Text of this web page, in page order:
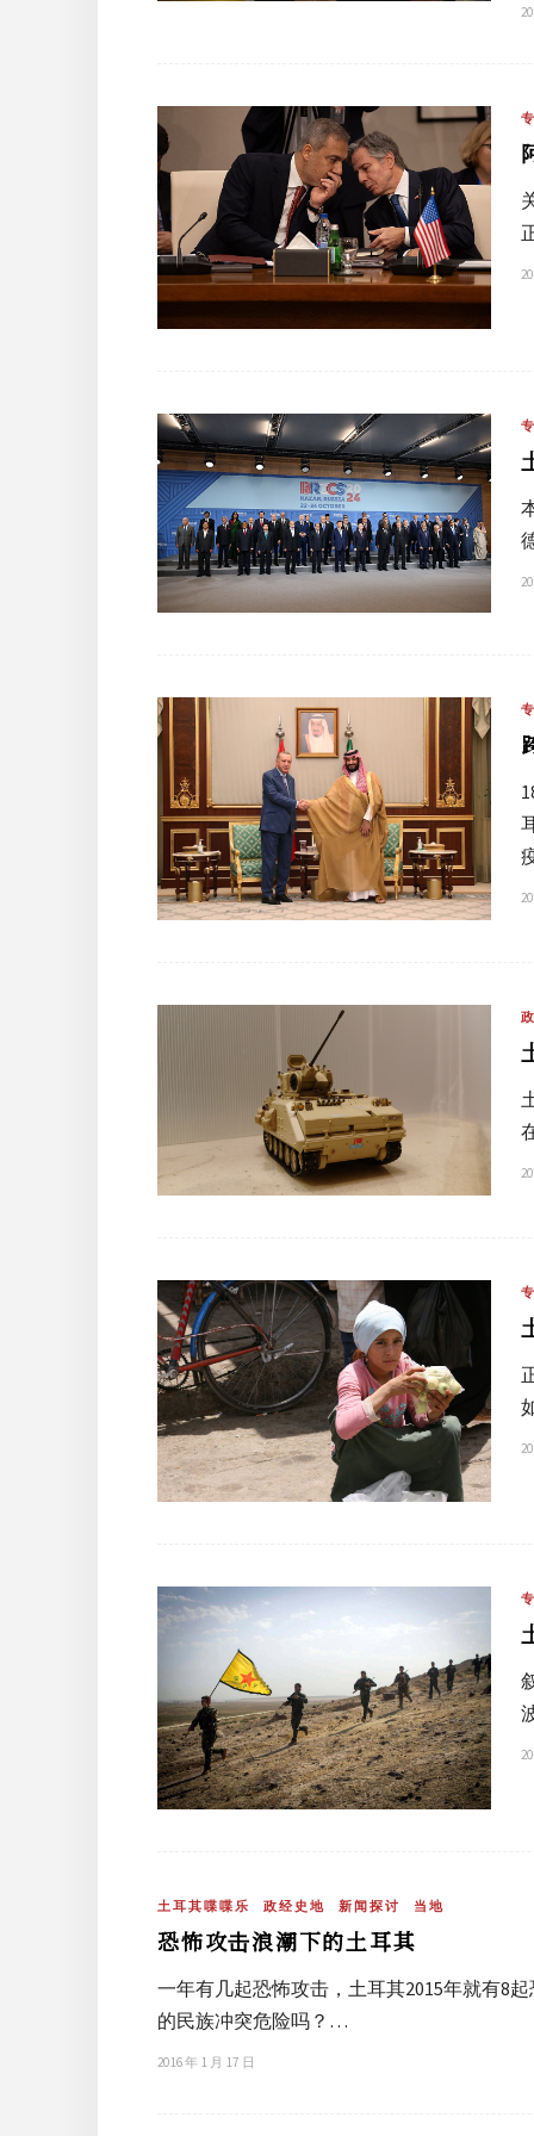
土耳其喋喋乐 政经史地 新闻探讨 当地
恐怖攻击浪潮下的土耳其
一年有几起恐怖攻击，土耳其2015年就有8
的民族冲突危险吗？…
2016 年 1 月 17 日